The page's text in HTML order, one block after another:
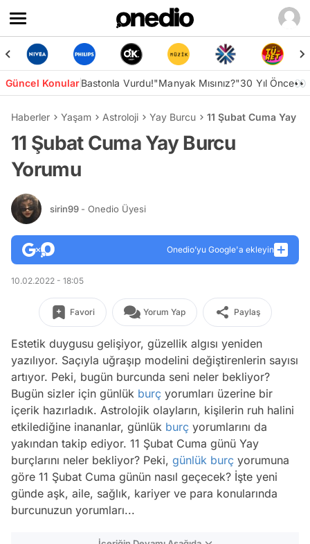
Güncel KonularBastonla Vurdu!"Manyak Mısınız?"30 Yıl Önce👀
Haberler Yaşam Astroloji Yay Burcu 11 Şubat Cuma Yay
11 Şubat Cuma Yay Burcu
Yorumu
sirin99 - Onedio Üyesi
Onedio’yu Google'a ekleyin
10.02.2022 - 18:05
Favori Yorum Yap Paylaş
Estetik duygusu gelişiyor, güzellik algısı yeniden
yazılıyor. Saçıyla uğraşıp modelini değiştirenlerin sayısı
artıyor. Peki, bugün burcunda seni neler bekliyor?
Bugün sizler için günlük burç yorumları üzerine bir
içerik hazırladık. Astrolojik olayların, kişilerin ruh halini
etkilediğine inananlar, günlük burç yorumlarını da
yakından takip ediyor. 11 Şubat Cuma günü Yay
burçlarını neler bekliyor? Peki, günlük burç yorumuna
göre 11 Şubat Cuma günün nasıl geçecek? İşte yeni
günde aşk, aile, sağlık, kariyer ve para konularında
burcunuzun yorumları...